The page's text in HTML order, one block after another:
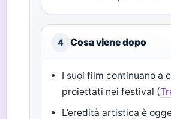
4 Cosa viene dopo
I suoi film continuano a
proiettati nei festival (
L’eredità artistica è